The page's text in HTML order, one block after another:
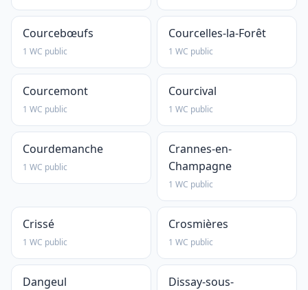
Courcebœufs
1 WC public
Courcelles-la-Forêt
1 WC public
Courcemont
1 WC public
Courcival
1 WC public
Courdemanche
1 WC public
Crannes-en-
Champagne
1 WC public
Crissé
1 WC public
Crosmières
1 WC public
Dangeul
Dissay-sous-